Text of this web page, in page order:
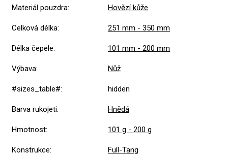
Materiál pouzdra: Hovězí kůže
Celková délka: 251 mm - 350 mm
Délka čepele: 101 mm - 200 mm
Výbava: Nůž
#sizes_table#: hidden
Barva rukojeti: Hnědá
Hmotnost: 101 g - 200 g
Konstrukce: Full-Tang